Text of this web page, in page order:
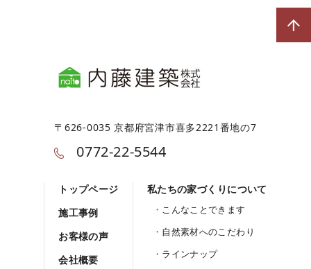
〒626-0035 京都府宮津市喜多2221番地の7
0772-22-5544
トップページ
施工事例
お客様の声
会社概要
私たちの家づくりについて
こんなことできます
自然素材へのこだわり
ラインナップ